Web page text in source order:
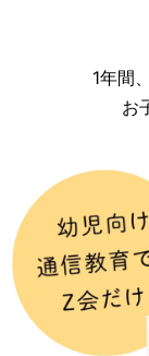
1年間
お